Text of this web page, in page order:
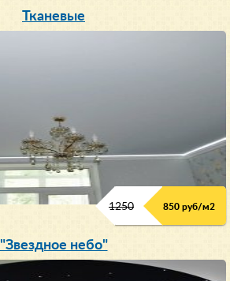
Тканевые
1250 850 руб/м2
"Звездное небо"